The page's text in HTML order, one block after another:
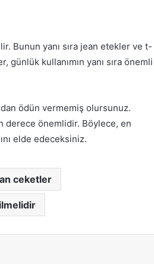
Bunun yanı sıra jean etekler ve t-
kullanımın yanı sıra önemli
ödün vermemiş olursunuz.
derece önemlidir. Böylece, en
elde edeceksiniz.
ceketler